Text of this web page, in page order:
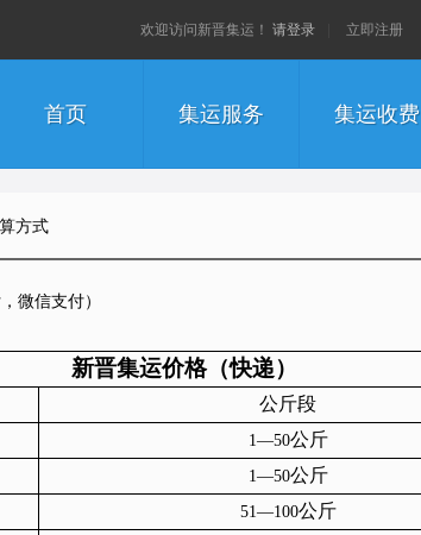
欢迎访问新晋集运！ 请登录 立即注册
首页 集运服务 集运收费
方式
微信支付）
新晋集运价格（快递）
公斤段
1—50公斤
1—50公斤
51—100公斤